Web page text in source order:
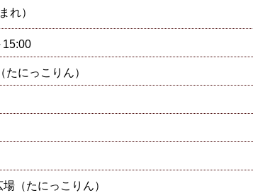
れ）
15:00
にっこりん）
（たにっこりん）